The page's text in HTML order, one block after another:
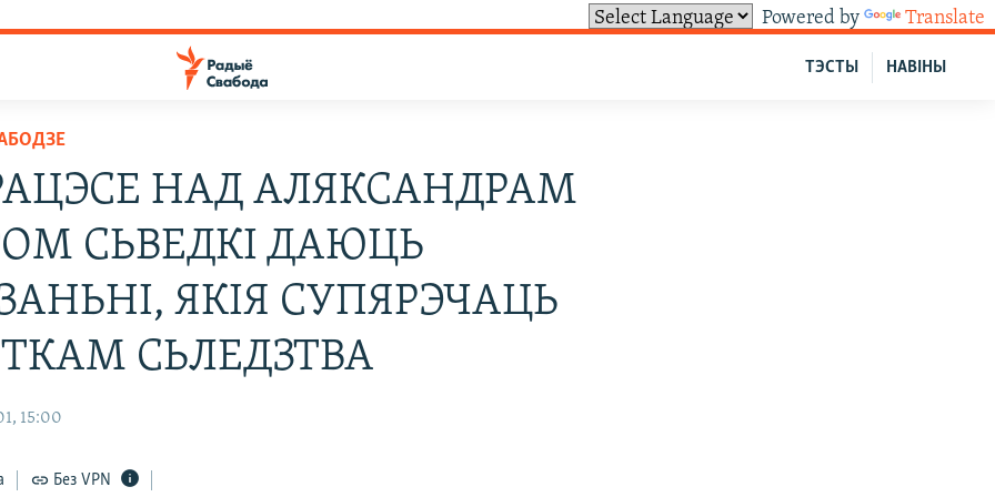
Powered by Translate
НАВІНЫ
ТЭСТЫ
НАД АЛЯКСАНДРАМ
СЬВЕДКІ ДАЮЦЬ
ЯКІЯ СУПЯРЭЧАЦЬ
СЬЛЕДЗТВА
15:00
Без VPN